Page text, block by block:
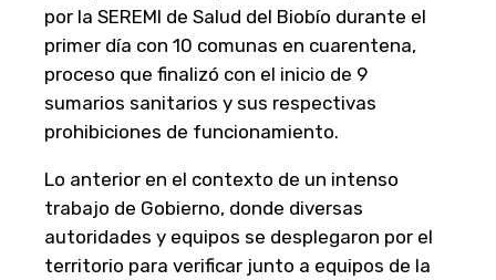
por la SEREMI de Salud del Biobío durante el
primer día con 10 comunas en cuarentena,
proceso que finalizó con el inicio de 9
sumarios sanitarios y sus respectivas
prohibiciones de funcionamiento.
Lo anterior en el contexto de un intenso
trabajo de Gobierno, donde diversas
autoridades y equipos se desplegaron por el
territorio para verificar junto a equipos de la